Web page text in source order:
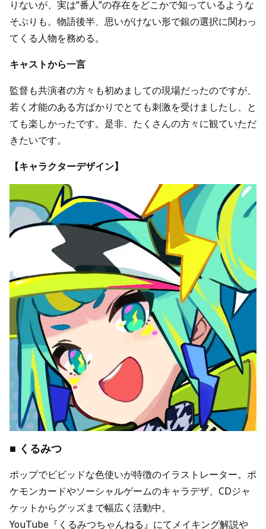
りないが、実は“番人”の存在をどこかで知っているような
そぶりも。物語後半、思いがけない形で銀の選択に関わっ
てくる人物を務める。
キャストから一言
監督も共演者の方々も初めましての現場だったのですが、
若く才能のある方ばかりでとても刺激を受けましたし、と
ても楽しかったです。是非、たくさんの方々に観ていただ
きたいです。
【キャラクターデザイン】
■ くるみつ
ポップでビビッドな色使いが特徴のイラストレーター。ポ
ケモンカードやソーシャルゲームのキャラデザ、CDジャ
ケットからグッズまで幅広く活動中。
YouTube『くるみつちゃんねる』にてメイキング解説や